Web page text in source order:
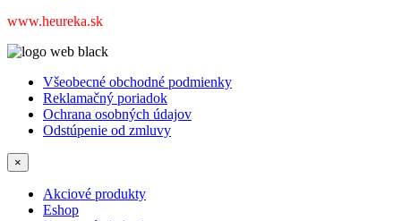
www.heureka.sk
Všeobecné obchodné podmienky
Reklamačný poriadok
Ochrana osobných údajov
Odstúpenie od zmluvy
×
Akciové produkty
Eshop